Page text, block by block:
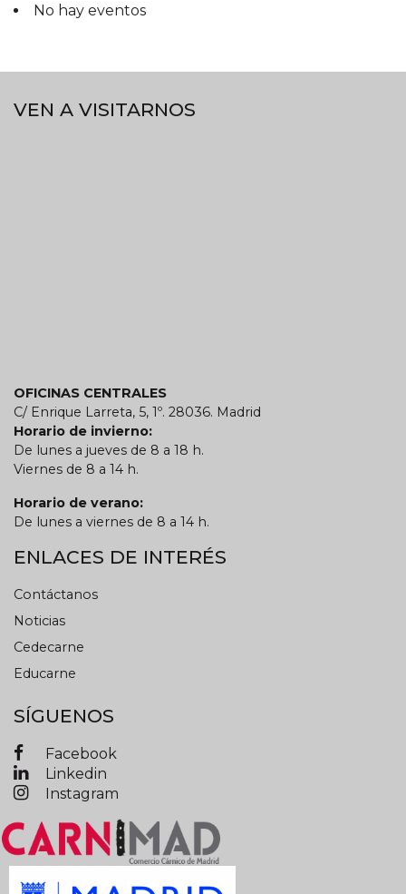
No hay eventos
VEN A VISITARNOS
OFICINAS CENTRALES
C/ Enrique Larreta, 5, 1º. 28036. Madrid
Horario de invierno:
De lunes a jueves de 8 a 18 h.
Viernes de 8 a 14 h.
Horario de verano:
De lunes a viernes de 8 a 14 h.
ENLACES DE INTERÉS
Contáctanos
Noticias
Cedecarne
Educarne
SÍGUENOS
Facebook
Linkedin
Instagram